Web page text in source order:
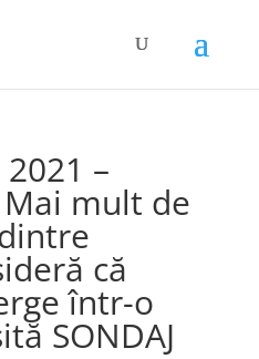
–
Mai mult de
că
într-o
SONDAJ